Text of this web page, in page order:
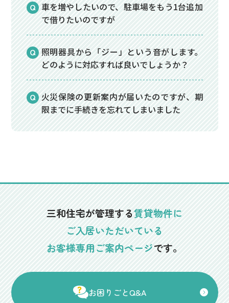
車を増やしたいので、駐車場をもう1台追加
で借りたいのですが
照明器具から「ジー」という音がします。
どのように対応すれば良いでしょうか？
火災保険の更新案内が届いたのですが、期
限までに手続きを忘れてしまいました
三和住宅が管理する賃貸物件に
ご入居いただいている
お客様専用ご案内ページです。
お困りごとQ&A